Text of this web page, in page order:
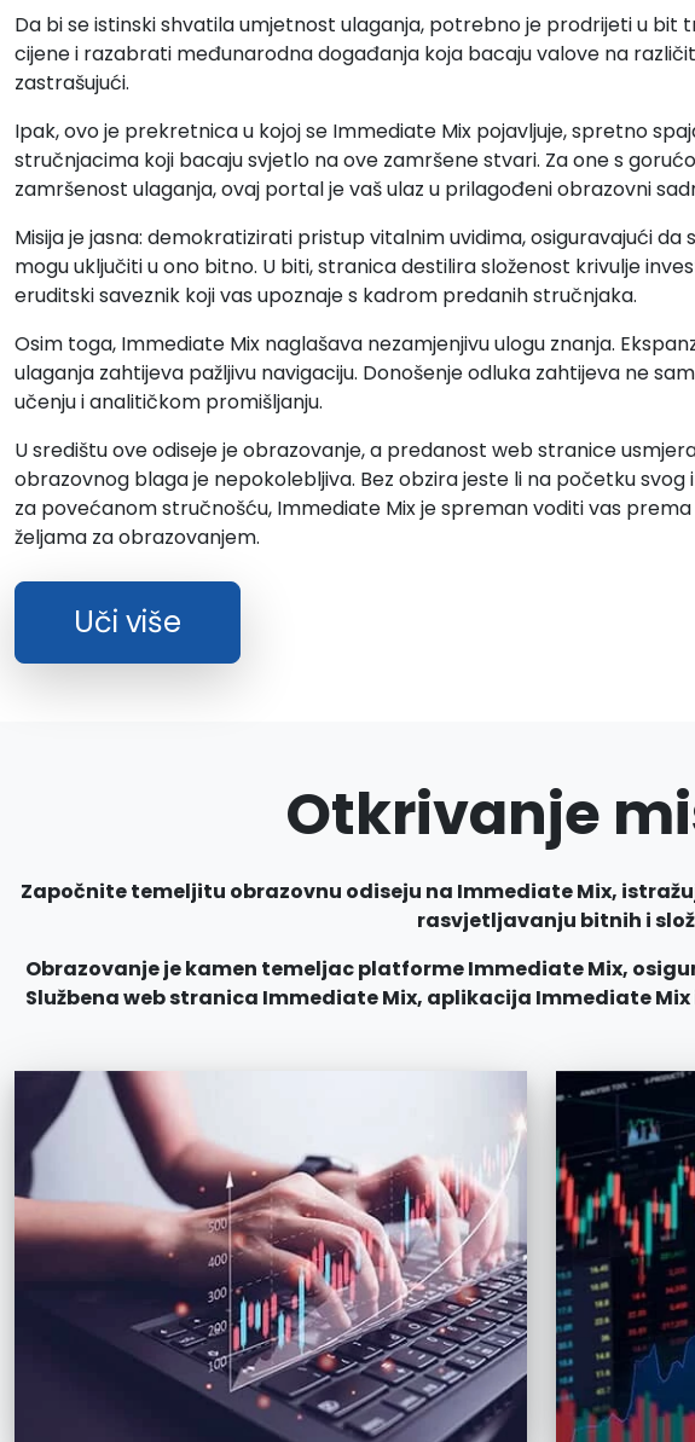
Da bi se istinski shvatila umjetnost ulaganja, potrebno je prodrijeti u bit
cijene i razabrati međunarodna događanja koja bacaju valove na
zastrašujući.
Ipak, ovo je prekretnica u kojoj se Immediate Mix pojavljuje, spretno
stručnjacima koji bacaju svjetlo na ove zamršene stvari. Za one s
zamršenost ulaganja, ovaj portal je vaš ulaz u prilagođeni obrazovni
Misija je jasna: demokratizirati pristup vitalnim uvidima, osiguravajući da
mogu uključiti u ono bitno. U biti, stranica destilira složenost krivulje
eruditski saveznik koji vas upoznaje s kadrom predanih stručnjaka.
Osim toga, Immediate Mix naglašava nezamjenjivu ulogu znanja.
ulaganja zahtijeva pažljivu navigaciju. Donošenje odluka zahtijeva ne
učenju i analitičkom promišljanju.
U središtu ove odiseje je obrazovanje, a predanost web stranice
obrazovnog blaga je nepokolebljiva. Bez obzira jeste li na početku
za povećanom stručnošću, Immediate Mix je spreman voditi vas
željama za obrazovanjem.
Uči više
Otkrivanje
Započnite temeljitu obrazovnu odiseju na Immediate Mix,
rasvjetljavanju bitnih i
Obrazovanje je kamen temeljac platforme Immediate Mix,
Službena web stranica Immediate Mix, aplikacija Immediate